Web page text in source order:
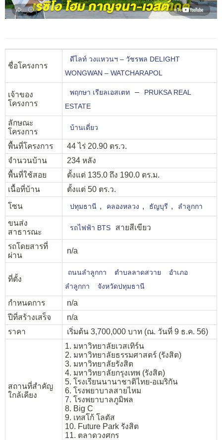
ชื่อโครงการ
ดีไลท์ วงแหวนฯ – วัชรพล DELIGHT
WONGWAN – WATCHARAPOL
เจ้าของ
โครงการ
พฤกษา เรียลเอสเตท –
PRUKSA REAL
ESTATE
ลักษณะ
โครงการ
บ้านเดี่ยว
พื้นที่โครงการ
44 ไร่ 20.90 ตร.ว.
จำนวนบ้าน
234 หลัง
พื้นที่ใช้สอย
ตั้งแต่ 135.0 ถึง 190.0 ตร.ม.
เนื้อที่บ้าน
ตั้งแต่ 50 ตร.ว.
โซน
ปทุมธานี , คลองหลวง , ธัญบุรี , ลำลูกกา
ขนส่ง
สาธารณะ
รถไฟฟ้า BTS สายสีเขียว
รถโดยสารที่
ผ่าน
n/a
ที่ตั้ง
ถนนลำลูกกา ตำบลลาดสวาย
อำเภอ
ลำลูกกา
จังหวัดปทุมธานี
กำหนดการ
n/a
ปีที่สร้างเสร็จ
n/a
ราคา
เริ่มต้น 3,700,000 บาท (ณ. วันที่ 9 ธ.ค. 56)
สถานที่สำคัญ
ใกล้เคียง
1. มหาวิทยาลัยเวสเทิร์น
2. มหาวิทยาลัยธรรมศาสตร์ (รังสิต)
3. มหาวิทยาลัยรังสิต
4. มหาวิทยาลัยกรุงเทพ (รังสิต)
5. โรงเรียนนานาชาติไทย-อเมริกัน
6. โรงพยาบาลสายไหม
7. โรงพยาบาลภูมิพล
8. Big C
9. เทสโก้ โลตัส
10. Future Park รังสิต
11. ตลาดวงศกร